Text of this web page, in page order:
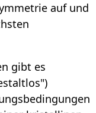
auf und
gibt es